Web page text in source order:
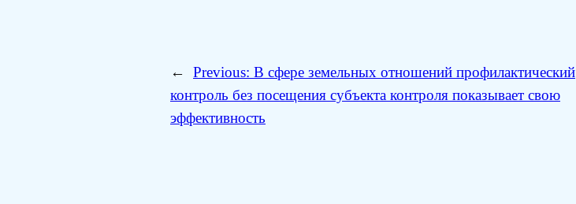
← Previous: В сфере земельных отношений профилактический
контроль без посещения субъекта контроля показывает свою
эффективность